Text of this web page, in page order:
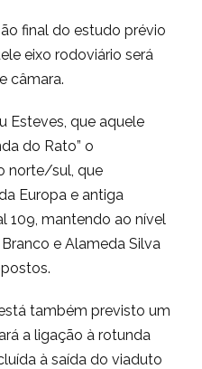
final do estudo prévio
eixo rodoviário será
câmara.
Esteves, que aquele
do Rato” o
norte/sul, que
Europa e antiga
109, mantendo ao nível
e Alameda Silva
também previsto um
a ligação à rotunda
à saída do viaduto